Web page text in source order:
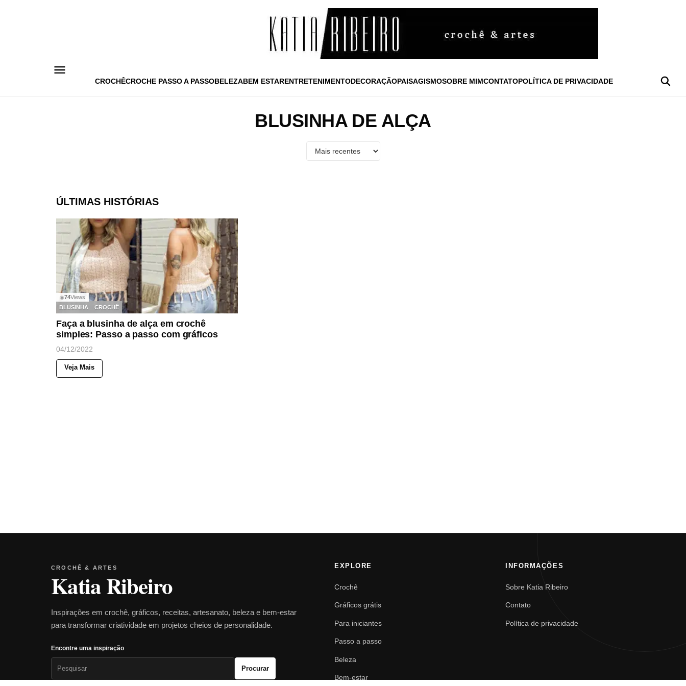
CROCHÊCROCHE PASSO A PASSOBELEZABEM ESTARENTRETENIMENTODECORAÇÃOPAISAGISMOSOBRE MIMCONTATOPOLÍTICA DE PRIVACIDADE
BLUSINHA DE ALÇA
ÚLTIMAS HISTÓRIAS
◉74Views
BLUSINHA
CROCHÊ
Faça a blusinha de alça em crochê
simples: Passo a passo com gráficos
04/12/2022
Veja Mais
CROCHÊ & ARTES
Katia Ribeiro
Inspirações em crochê, gráficos, receitas, artesanato, beleza e bem-estar
para transformar criatividade em projetos cheios de personalidade.
Encontre uma inspiração
Procurar
EXPLORE
Crochê
Gráficos grátis
Para iniciantes
Passo a passo
Beleza
Bem-estar
INFORMAÇÕES
Sobre Katia Ribeiro
Contato
Política de privacidade